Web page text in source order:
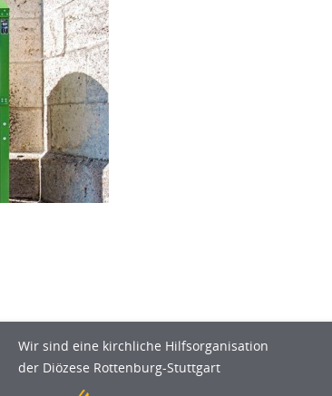
Wir sind eine kirchliche Hilfsorganisation
der Diözese Rottenburg-Stuttgart